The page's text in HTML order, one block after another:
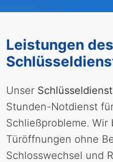
Leistungen des
Unser Schlüsseldienst
Stunden-Notdienst
Schließprobleme.
Türöffnungen ohne
Schlosswechsel und